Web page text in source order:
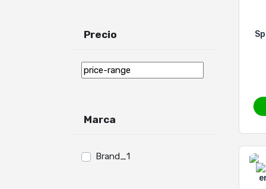
Precio
Marca
Brand_1